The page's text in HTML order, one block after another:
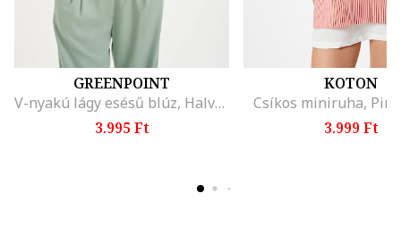
GREENPOINT
V-nyakú lágy esésű blúz, Halványzöld
3.995 Ft
KOTON
Csíkos miniruha,
3.999 Ft